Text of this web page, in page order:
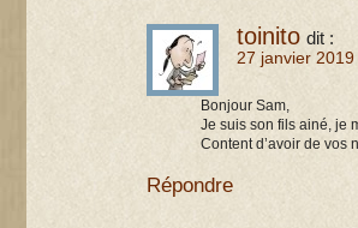
toinito dit :
27 janvier
Bonjour Sam,
Je suis son fils ainé, je
Content d’avoir de vos
Répondre